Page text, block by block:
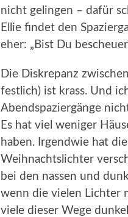
nicht gelingen – dafür
Ellie findet den
eher: „Bist Du
Die Diskrepanz
festlich) ist krass. Und
Abendspaziergänge
Es hat viel weniger
haben. Irgendwie hat
Weihnachtslichter
bei den nassen und
wenn die vielen Lichter
viele dieser Wege